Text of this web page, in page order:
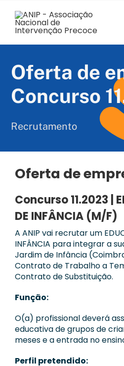
content
Oferta de
Concurso
Recrutamento
Oferta de
Concurso 11.2023 |
DE INFÂNCIA (M/F)
A ANIP vai recrutar um
INFÂNCIA para integrar a
Jardim de Infância
Contrato de Trabalho a
Contrato de Substituição.
Função:
O(a) profissional deverá
educativa de grupos de
meses e a entrada no
Perfil pretendido: